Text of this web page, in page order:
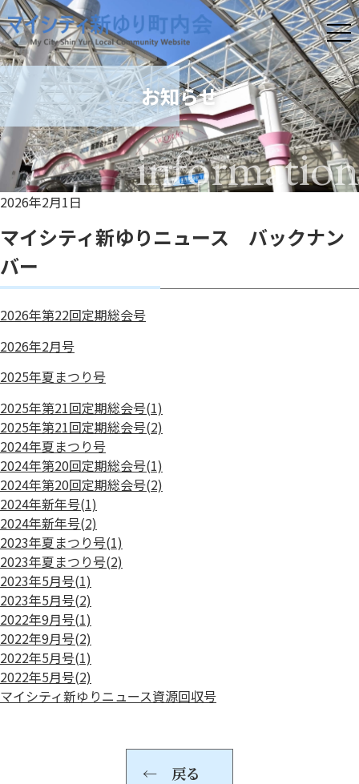
お知らせ
information
2026年2月1日
マイシティ新ゆりニュース バックナン
バー
2026年第22回定期総会号
2026年2月号
2025年夏まつり号
2025年第21回定期総会号(1)
2025年第21回定期総会号(2)
2024年夏まつり号
2024年第20回定期総会号(1)
2024年第20回定期総会号(2)
2024年新年号(1)
2024年新年号(2)
2023年夏まつり号(1)
2023年夏まつり号(2)
2023年5月号(1)
2023年5月号(2)
2022年9月号(1)
2022年9月号(2)
2022年5月号(1)
2022年5月号(2)
マイシティ新ゆりニュース資源回収号
← 戻る